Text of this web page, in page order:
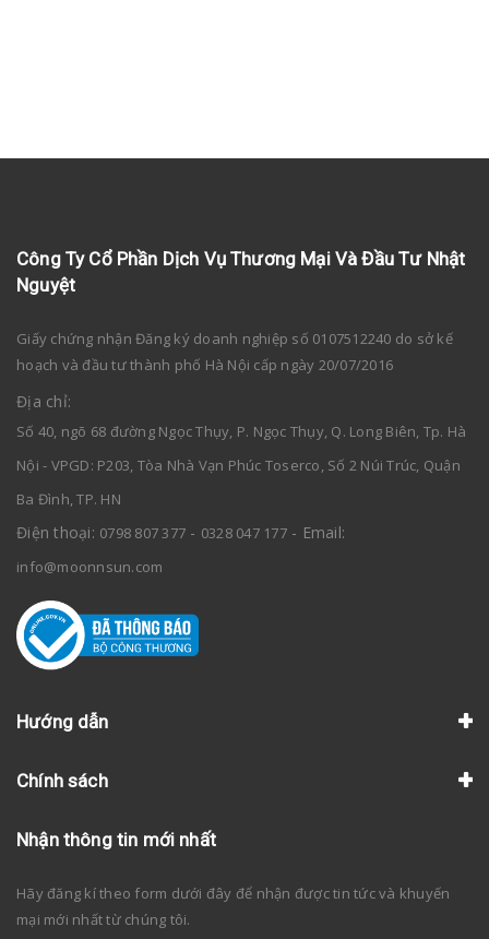
Công Ty Cổ Phần Dịch Vụ Thương Mại Và Đầu Tư Nhật
Nguyệt
Giấy chứng nhận Đăng ký doanh nghiệp số 0107512240 do sở kế
hoạch và đầu tư thành phố Hà Nội cấp ngày 20/07/2016
Địa chỉ:
Số 40, ngõ 68 đường Ngọc Thụy, P. Ngọc Thụy, Q. Long Biên, Tp. Hà
Nội - VPGD: P203, Tòa Nhà Vạn Phúc Toserco, Số 2 Núi Trúc, Quận
Ba Đình, TP. HN
Điện thoại: 0798 807 377 - 0328 047 177- Email:
info@moonnsun.com
Hướng dẫn
Chính sách
Nhận thông tin mới nhất
Hãy đăng kí theo form dưới đây để nhận được tin tức và khuyến
mại mới nhất từ chúng tôi.